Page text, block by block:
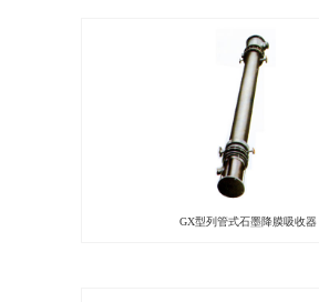
GX型列管式石墨降膜吸收器